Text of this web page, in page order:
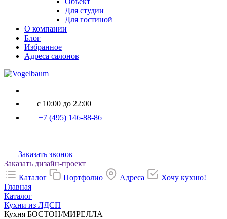
Для студии
Для гостиной
О компании
Блог
Избранное
Адреса салонов
с 10:00 до 22:00
+7 (495) 146-88-86
Заказать звонок
Заказать дизайн-проект
Каталог
Портфолио Адреса
Хочу кухню!
Главная
Каталог
Кухни из ЛДСП
Кухня БОСТОН/МИРЕЛЛА